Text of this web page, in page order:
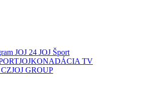
JOJ 24 JOJ Šport
JOJKONADÁCIA TV
CZJOJ GROUP